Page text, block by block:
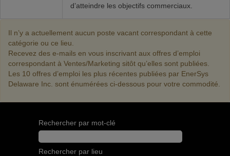
d’atteindre les objectifs commerciaux.
Il n’y a actuellement aucun poste vacant correspondant à cette
catégorie ou ce lieu.
Recevez des e-mails en vous inscrivant aux offres d’emploi
correspondant à Ventes/Marketing sitôt qu’elles sont publiées.
Les 10 offres d’emploi les plus récentes publiées par EnerSys
Delaware Inc. sont énumérées ci-dessous pour votre commodité.
Rechercher par mot-clé
Rechercher par lieu